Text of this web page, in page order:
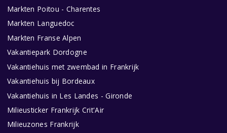
Markten Poitou - Charentes
Markten Languedoc
Markten Franse Alpen
Vakantiepark Dordogne
Vakantiehuis met zwembad in Frankrijk
Vakantiehuis bij Bordeaux
Vakantiehuis in Les Landes - Gironde
Milieusticker Frankrijk Crit'Air
Milieuzones Frankrijk